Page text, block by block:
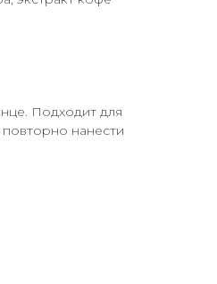
Подходит для
нанести